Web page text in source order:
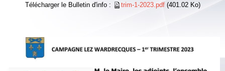
Télécharger le Bulletin d'info :
trim-1-2023.pdf(401.02 Ko)